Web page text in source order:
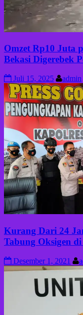
Omzet Rp10 Juta
Bekasi Digerebek
Juli 15, 2025 admin
Kurang Dari 24
Tabung Oksigen
Desember 1, 2021